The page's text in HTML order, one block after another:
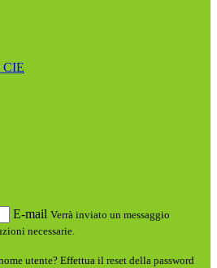
CIE
E-mail Verrà inviato un messaggio
necessarie.
utente? Effettua il reset della password